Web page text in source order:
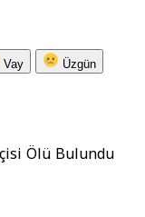
Vay Üzgün
Ölü Bulundu